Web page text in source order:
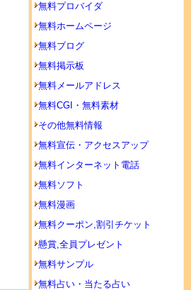
無料プロバイダ
無料ホームページ
無料ブログ
無料掲示板
無料メールアドレス
無料CGI・無料素材
その他無料情報
無料宣伝・アクセスアップ
無料インターネット電話
無料ソフト
無料漫画
無料クーポン,割引チケット
懸賞,全員プレゼント
無料サンプル
無料占い・当たる占い